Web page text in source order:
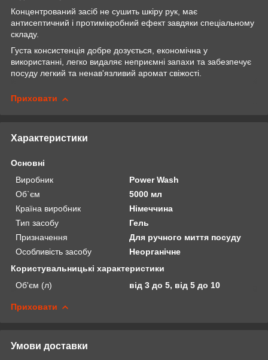
Концентрований засіб не сушить шкіру рук, має
антисептичний і протимікробний ефект завдяки спеціальному
складу.
Густа консистенція добре дозується, економічна у
використанні, легко видаляє неприємні запахи та забезпечує
посуду легкий та ненав'язливий аромат свіжості.
Приховати
Характеристики
Основні
Виробник
Power Wash
Об`єм
5000 мл
Країна виробник
Німеччина
Тип засобу
Гель
Призначення
Для ручного миття посуду
Особливість засобу
Неорганічне
Користувальницькі характеристики
Об'єм (л)
від 3 до 5, від 5 до 10
Приховати
Умови доставки